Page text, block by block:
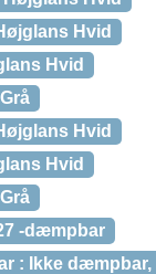
Hvid
Hvid
Hvid
Hvid
-dæmpbar
: Ikke